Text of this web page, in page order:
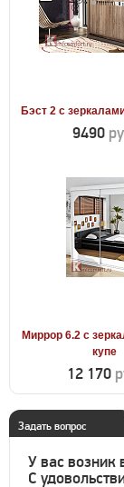
Бэст 2 с
9490
Миррор 6.2 с
купе
12 170
Задать вопрос
У вас возник
С